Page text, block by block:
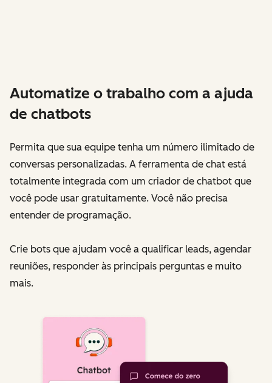
Automatize o trabalho com a ajuda
de chatbots
Permita que sua equipe tenha um número ilimitado de
conversas personalizadas. A ferramenta de chat está
totalmente integrada com um criador de chatbot que
você pode usar gratuitamente. Você não precisa
entender de programação.
Crie bots que ajudam você a qualificar leads, agendar
reuniões, responder às principais perguntas e muito
mais.